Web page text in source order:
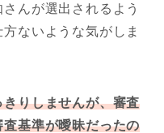
んが選出されるよう
ないような気がしま
りしませんが、審査
基準が曖昧だったの